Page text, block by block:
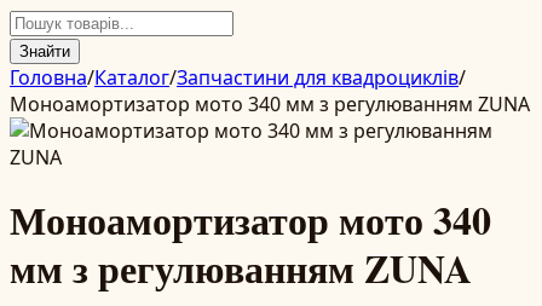
Знайти
Головна/Каталог/Запчастини для квадроциклів/
Моноамортизатор мото 340 мм з регулюванням ZUNA
Моноамортизатор мото 340
мм з регулюванням ZUNA